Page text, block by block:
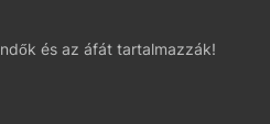
és az áfát tartalmazzák!